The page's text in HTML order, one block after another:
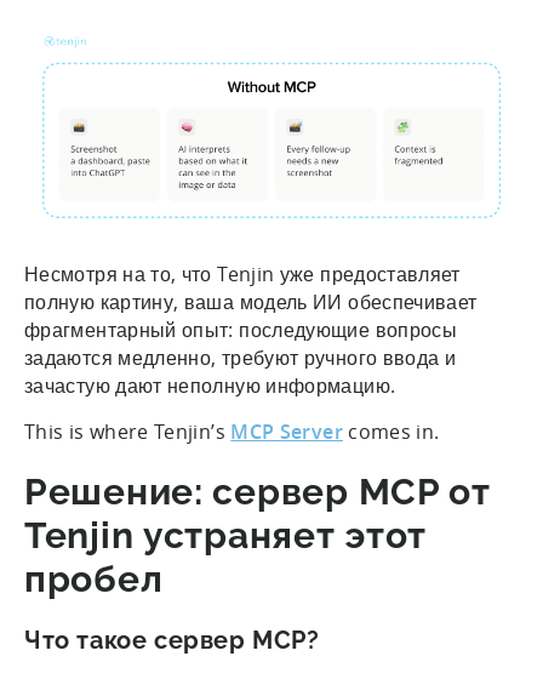
Несмотря на то, что Tenjin уже предоставляет
полную картину, ваша модель ИИ обеспечивает
фрагментарный опыт: последующие вопросы
задаются медленно, требуют ручного ввода и
зачастую дают неполную информацию.
This is where Tenjin’s MCP Servercomes in.
Решение: сервер MCP от
Tenjin устраняет этот
пробел
Что такое сервер MCP?